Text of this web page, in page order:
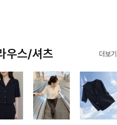
우스/셔츠 더보기